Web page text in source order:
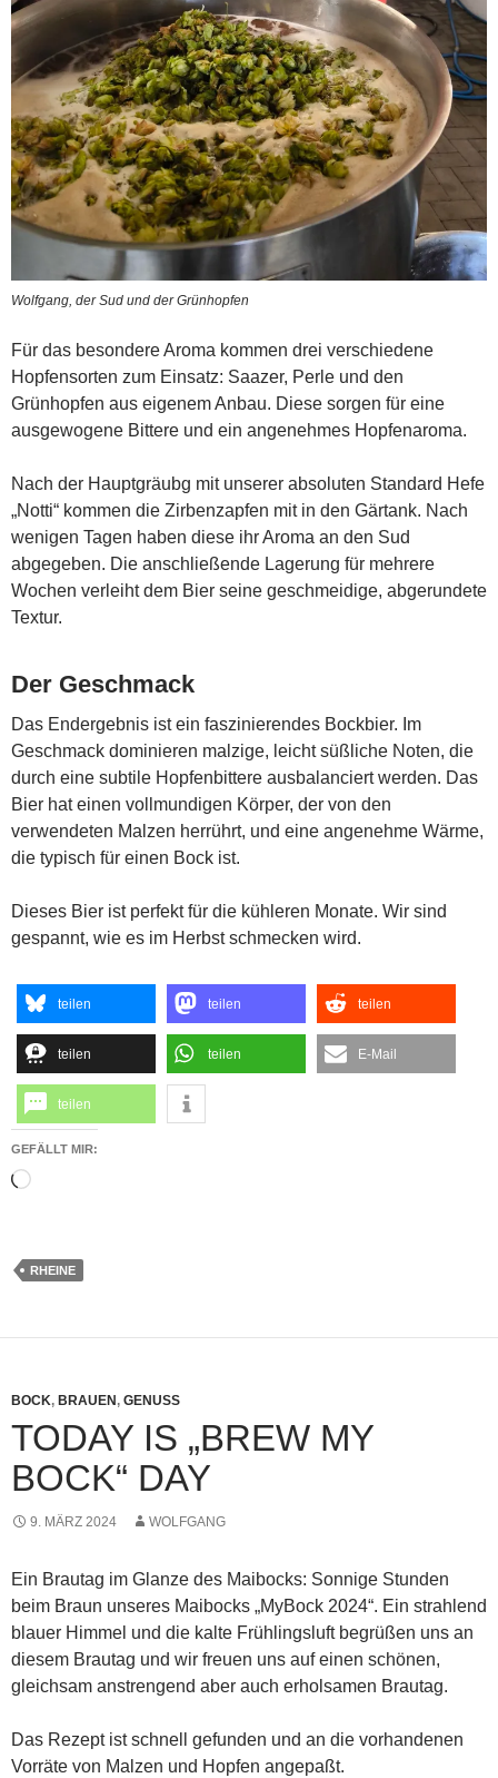
Wolfgang, der Sud und der Grünhopfen
Für das besondere Aroma kommen drei verschiedene
Hopfensorten zum Einsatz: Saazer, Perle und den
Grünhopfen aus eigenem Anbau. Diese sorgen für eine
ausgewogene Bittere und ein angenehmes Hopfenaroma.
Nach der Hauptgräubg mit unserer absoluten Standard Hefe
„Notti“ kommen die Zirbenzapfen mit in den Gärtank. Nach
wenigen Tagen haben diese ihr Aroma an den Sud
abgegeben. Die anschließende Lagerung für mehrere
Wochen verleiht dem Bier seine geschmeidige, abgerundete
Textur.
Der Geschmack
Das Endergebnis ist ein faszinierendes Bockbier. Im
Geschmack dominieren malzige, leicht süßliche Noten, die
durch eine subtile Hopfenbittere ausbalanciert werden. Das
Bier hat einen vollmundigen Körper, der von den
verwendeten Malzen herrührt, und eine angenehme Wärme,
die typisch für einen Bock ist.
Dieses Bier ist perfekt für die kühleren Monate. Wir sind
gespannt, wie es im Herbst schmecken wird.
teilen teilen teilen
teilen teilen E-Mail
teilen
GEFÄLLT MIR:
Wird
RHEINE
BOCK, BRAUEN , GENUSS
TODAY IS „BREW MY
BOCK“ DAY
9. MÄRZ 2024 WOLFGANG
Ein Brautag im Glanze des Maibocks: Sonnige Stunden
beim Braun unseres Maibocks „MyBock 2024“. Ein strahlend
blauer Himmel und die kalte Frühlingsluft begrüßen uns an
diesem Brautag und wir freuen uns auf einen schönen,
gleichsam anstrengend aber auch erholsamen Brautag.
Das Rezept ist schnell gefunden und an die vorhandenen
Vorräte von Malzen und Hopfen angepaßt.